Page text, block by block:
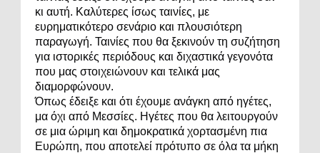
κι αυτή. Καλύτερες ίσως ταινίες, με
ευρηματικότερο σενάριο και πλουσιότερη
παραγωγή. Ταινίες που θα ξεκινούν τη συζήτηση
για ιστορικές περιόδους και διχαστικά γεγονότα
που μας στοιχειώνουν και τελικά μας
διαμορφώνουν.
Όπως έδειξε και ότι έχουμε ανάγκη από ηγέτες,
μα όχι από Μεσσίες. Ηγέτες που θα λειτουργούν
σε μια ώριμη και δημοκρατικά χορτασμένη πια
Ευρώπη, που αποτελεί πρότυπο σε όλα τα μήκη